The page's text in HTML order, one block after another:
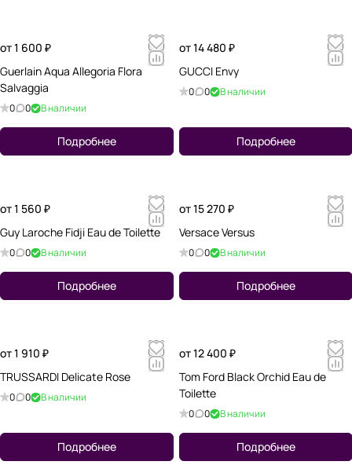
от 1 600 ₽
Guerlain Aqua Allegoria Flora
Salvaggia
0 0 В наличии
Подробнее
от 14 480 ₽
GUCCI Envy
0 0 В наличии
Подробнее
от 1 560 ₽
Guy Laroche Fidji Eau de Toilette
0 0 В наличии
Подробнее
от 15 270 ₽
Versace Versus
0 0 В наличии
Подробнее
от 1 910 ₽
TRUSSARDI Delicate Rose
0 0 В наличии
Подробнее
от 12 400 ₽
Tom Ford Black Orchid Eau de
Toilette
0 0 В наличии
Подробнее